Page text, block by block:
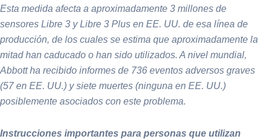
Esta medida afecta a aproximadamente 3 millones de
sensores Libre 3 y Libre 3 Plus en EE. UU. de esa línea de
producción, de los cuales se estima que aproximadamente la
mitad han caducado o han sido utilizados. A nivel mundial,
Abbott ha recibido informes de 736 eventos adversos graves
(57 en EE. UU.) y siete muertes (ninguna en EE. UU.)
posiblemente asociados con este problema.
Instrucciones importantes para personas que utilizan